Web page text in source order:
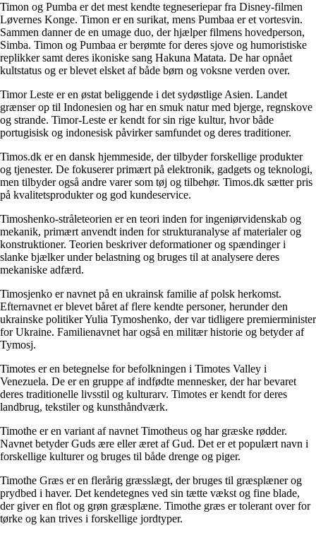
Timon og Pumba er det mest kendte tegneseriepar fra Disney-filmen
Løvernes Konge. Timon er en surikat, mens Pumbaa er et vortesvin.
Sammen danner de en umage duo, der hjælper filmens hovedperson,
Simba. Timon og Pumbaa er berømte for deres sjove og humoristiske
replikker samt deres ikoniske sang Hakuna Matata. De har opnået
kultstatus og er blevet elsket af både børn og voksne verden over.
Timor Leste er en østat beliggende i det sydøstlige Asien. Landet
grænser op til Indonesien og har en smuk natur med bjerge, regnskove
og strande. Timor-Leste er kendt for sin rige kultur, hvor både
portugisisk og indonesisk påvirker samfundet og deres traditioner.
Timos.dk er en dansk hjemmeside, der tilbyder forskellige produkter
og tjenester. De fokuserer primært på elektronik, gadgets og teknologi,
men tilbyder også andre varer som tøj og tilbehør. Timos.dk sætter pris
på kvalitetsprodukter og god kundeservice.
Timoshenko-stråleteorien er en teori inden for ingeniørvidenskab og
mekanik, primært anvendt inden for strukturanalyse af materialer og
konstruktioner. Teorien beskriver deformationer og spændinger i
slanke bjælker under belastning og bruges til at analysere deres
mekaniske adfærd.
Timosjenko er navnet på en ukrainsk familie af polsk herkomst.
Efternavnet er blevet båret af flere kendte personer, herunder den
ukrainske politiker Yulia Tymoshenko, der var tidligere premierminister
for Ukraine. Familienavnet har også en militær historie og betyder af
Tymosj.
Timotes er en betegnelse for befolkningen i Timotes Valley i
Venezuela. De er en gruppe af indfødte mennesker, der har bevaret
deres traditionelle livsstil og kulturarv. Timotes er kendt for deres
landbrug, tekstiler og kunsthåndværk.
Timothe er en variant af navnet Timotheus og har græske rødder.
Navnet betyder Guds ære eller æret af Gud. Det er et populært navn i
forskellige kulturer og bruges til både drenge og piger.
Timothe Græs er en flerårig græsslægt, der bruges til græsplæner og
prydbed i haver. Det kendetegnes ved sin tætte vækst og fine blade,
der giver en flot og grøn græsplæne. Timothe græs er tolerant over for
tørke og kan trives i forskellige jordtyper.